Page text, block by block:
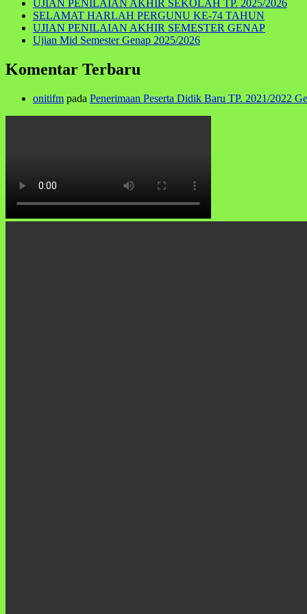
UJIAN PENILAIAN AKHIR SEKOLAH TP. 2025/2026
SELAMAT HARLAH PERGUNU KE-74 TAHUN
UJIAN PENILAIAN AKHIR SEMESTER GENAP
Ujian Mid Semester Genap 2025/2026
Komentar Terbaru
onitifm pada Penerimaan Peserta Didik Baru TP. 2021/2022